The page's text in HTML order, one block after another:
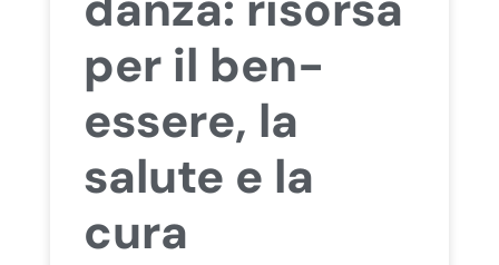
per il ben-
essere, la
salute e la
cura